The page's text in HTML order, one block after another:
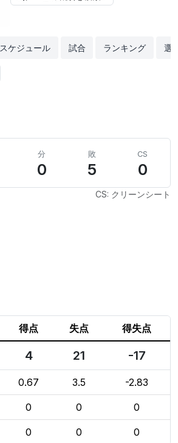
スケジュール 試合 ランキング 選
分
0
敗
5
CS
0
CS: クリーンシート
得点 失点 得失点
4 21 -17
0.67 3.5 -2.83
0 0 0
0 0 0